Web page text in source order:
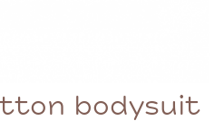
bodysuit